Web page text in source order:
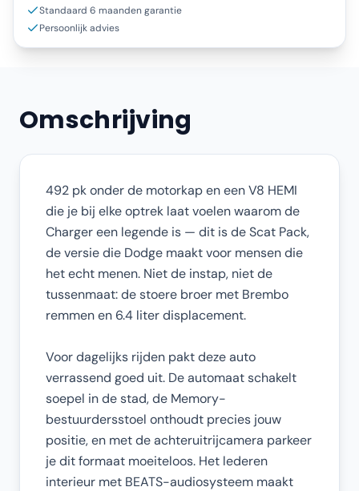
Standaard 6 maanden garantie
Persoonlijk advies
Omschrijving
492 pk onder de motorkap en een V8 HEMI
die je bij elke optrek laat voelen waarom de
Charger een legende is — dit is de Scat Pack,
de versie die Dodge maakt voor mensen die
het echt menen. Niet de instap, niet de
tussenmaat: de stoere broer met Brembo
remmen en 6.4 liter displacement.
Voor dagelijks rijden pakt deze auto
verrassend goed uit. De automaat schakelt
soepel in de stad, de Memory-
bestuurdersstoel onthoudt precies jouw
positie, en met de achteruitrijcamera parkeer
je dit formaat moeiteloos. Het lederen
interieur met BEATS-audiosysteem maakt